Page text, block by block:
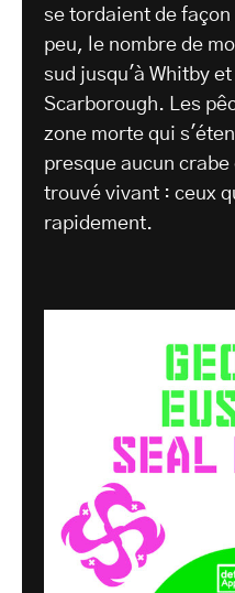
se tordaient de
peu, le nombre de
sud jusqu'à Whitby
Scarborough. Les
zone morte qui
presque aucun
trouvé vivant : ceux
rapidement.